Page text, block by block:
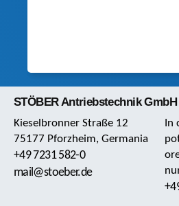
STÖBER Antriebstechnik
Kieselbronner Straße 12
75177 Pforzheim, Germania
+49 7231 582-0
mail@stoeber.de
In